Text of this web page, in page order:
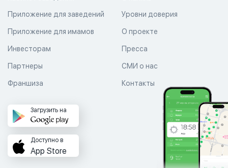
Уровни доверия
Приложение для заведений
Приложение для имамов О проекте
Пресса
СМИ о нас
Контакты
Инвесторам
Партнеры
Франшиза
Загрузить на
Доступно в
App Store